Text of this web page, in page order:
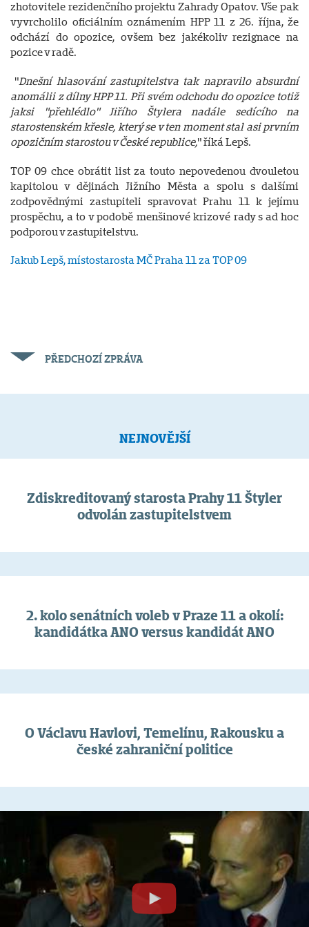
zhotovitele rezidenčního projektu Zahrady Opatov. Vše pak
vyvrcholilo oficiálním oznámením HPP 11 z 26. října, že
odchází do opozice, ovšem bez jakékoliv rezignace na
pozice v radě.
"Dnešní hlasování zastupitelstva tak napravilo absurdní
anomálii z dílny HPP 11. Při svém odchodu do opozice totiž
jaksi "přehlédlo" Jiřího Štylera nadále sedícího na
starostenském křesle, který se v ten moment stal asi prvním
opozičním starostou v České republice," říká Lepš.
TOP 09 chce obrátit list za touto nepovedenou dvouletou
kapitolou v dějinách Jižního Města a spolu s dalšími
zodpovědnými zastupiteli spravovat Prahu 11 k jejímu
prospěchu, a to v podobě menšinové krizové rady s ad hoc
podporou v zastupitelstvu.
Jakub Lepš, místostarosta MČ Praha 11 za TOP 09
PŘEDCHOZÍ ZPRÁVA
NEJNOVĚJŠÍ
Zdiskreditovaný starosta Prahy 11 Štyler
odvolán zastupitelstvem
2. kolo senátních voleb v Praze 11 a okolí:
kandidátka ANO versus kandidát ANO
O Václavu Havlovi, Temelínu, Rakousku a
české zahraniční politice